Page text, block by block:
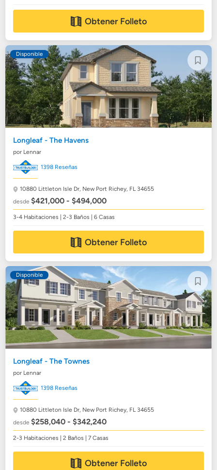
Obtener Folleto
Disponible
Longleaf - The Havens
por Lennar
1398 Reseñas
10880 Littleton Isle Dr, New Port Richey, FL 34655
desde$421,000 - $494,000
3-4 Habitaciones | 2-3 Baños | 6 Casas
Obtener Folleto
Disponible
Longleaf - The Townes
por Lennar
1398 Reseñas
10880 Littleton Isle Dr, New Port Richey, FL 34655
desde$258,040 - $342,240
2-3 Habitaciones | 2 Baños | 7 Casas
Obtener Folleto